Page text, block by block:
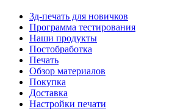
3д-печать для новичков
Программа тестирования
Наши продукты
Постобработка
Печать
Обзор материалов
Покупка
Доставка
Настройки печати